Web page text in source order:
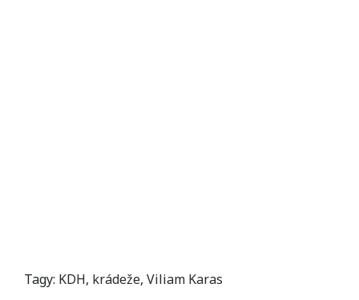
Tagy: KDH, krádeže, Viliam Karas